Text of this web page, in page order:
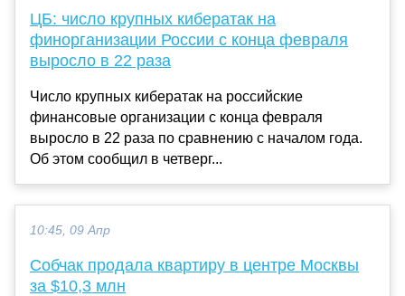
ЦБ: число крупных кибератак на
финорганизации России с конца февраля
выросло в 22 раза
Число крупных кибератак на российские
финансовые организации с конца февраля
выросло в 22 раза по сравнению с началом года.
Об этом сообщил в четверг...
10:45, 09 Апр
Собчак продала квартиру в центре Москвы
за $10,3 млн